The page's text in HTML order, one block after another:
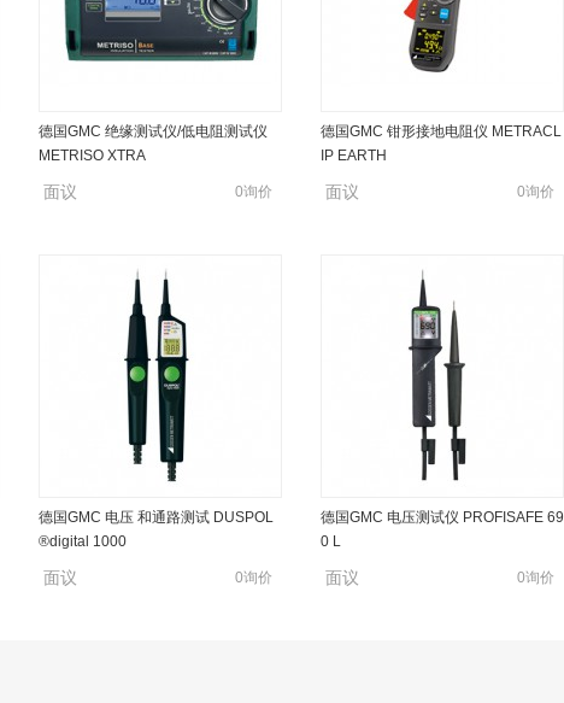
德国GMC 绝缘测试仪/低电阻测试仪
METRISO XTRA
面议 0询价
德国GMC 钳形接地电阻仪 METRACL
IP EARTH
面议 0询价
德国GMC 电压 和通路测试 DUSPOL
®digital 1000
面议 0询价
德国GMC 电压测试仪 PROFISAFE 69
0 L
面议 0询价